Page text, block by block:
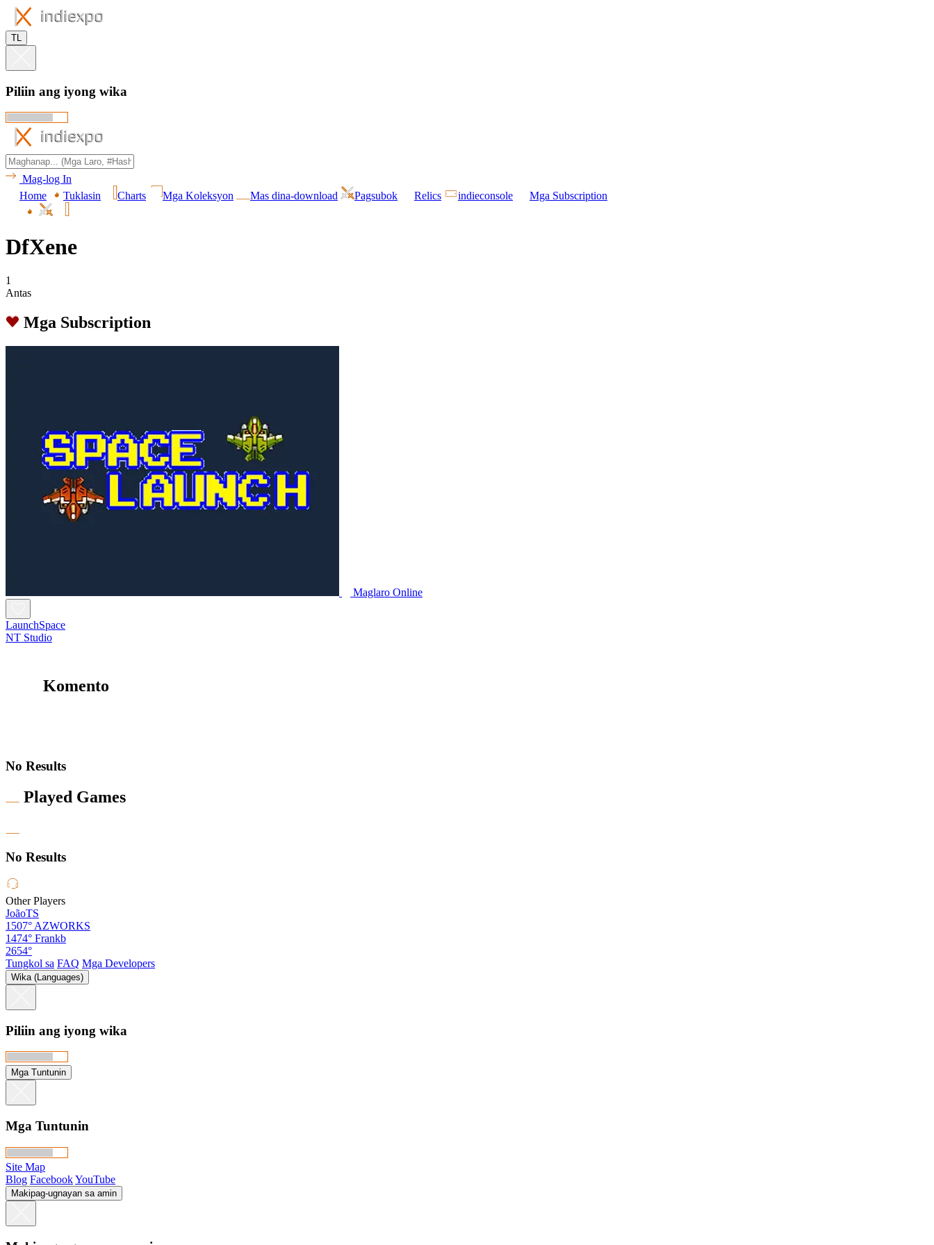
TL
Piliin ang iyong wika
Mag-log In
Home
Tuklasin Charts Mga Koleksyon Mas dina-download Pagsubok Relics indieconsole Mga Subscription
DfXene
1
Antas
Mga Subscription
Maglaro Online
LaunchSpace
NT Studio
Komento
No Results
Played Games
No Results
Other Players
JoãoTS
1507° AZWORKS
1474° Frankb
2654°
Tungkol sa FAQ Mga Developers
Wika (Languages)
Piliin ang iyong wika
Mga Tuntunin
Mga Tuntunin
Site Map
Blog FacebookYouTube
Makipag-ugnayan sa amin